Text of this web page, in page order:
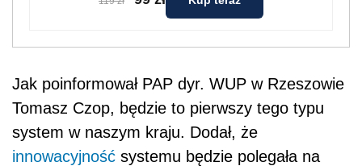
Jak poinformował PAP dyr. WUP w Rzeszowie
Tomasz Czop, będzie to pierwszy tego typu
system w naszym kraju. Dodał, że
innowacyjność systemu będzie polegała na